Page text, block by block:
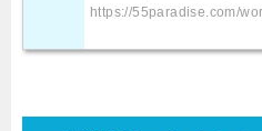
https://55paradise.com/